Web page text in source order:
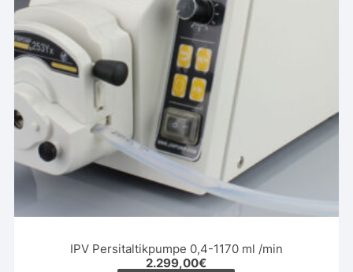
IPV Persitaltikpumpe 0,4-1170 ml /min
2.299,00€